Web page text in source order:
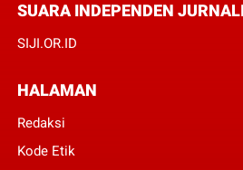
SUARA INDEPENDEN
SIJI.OR.ID
HALAMAN
Redaksi
Kode Etik